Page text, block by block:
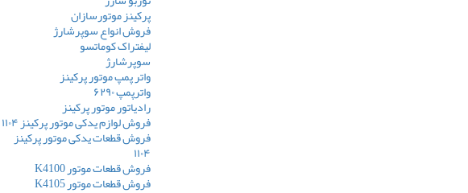
پرکینز موتورسازان
فروش انواع سوپرشارژ
لیفتراک کوماتسو
سوپرشارژ
واتر پمپ موتور پرکینز
واترپمپ ۶۲۹۰
رادیاتور موتور پرکینز
فروش لوازم یدکی موتور پرکینز ۱۱۰۴
فروش قطعات یدکی موتور پرکینز
۱۱۰۴
فروش قطعات موتور K4100
فروش قطعات موتور K4105